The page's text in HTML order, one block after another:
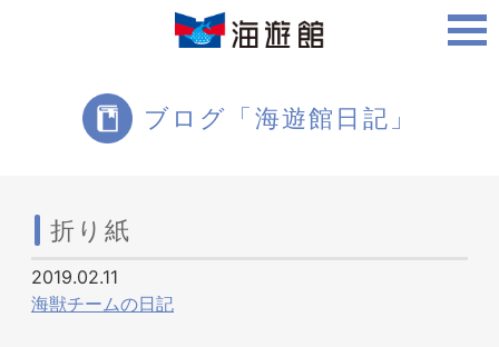
ブログ「海遊館日記」
折り紙
2019.02.11
海獣チームの日記